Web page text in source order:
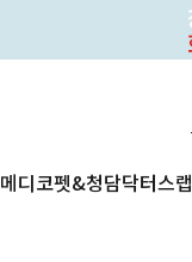
메디코펫&청담닥터스랩